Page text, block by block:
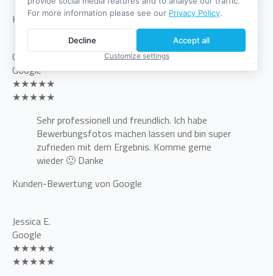
Kunden-Bewertung von ProvenExpert
C
Google
★★★★★
★★★★★
Sehr professionell und freundlich. Ich habe
Bewerbungsfotos machen lassen und bin super
zufrieden mit dem Ergebnis. Komme gerne
wieder 🙂 Danke
Kunden-Bewertung von Google
Jessica E.
Google
★★★★★
★★★★★
For more information please see our Privacy Policy.
Accept all
Decline
Customize settings